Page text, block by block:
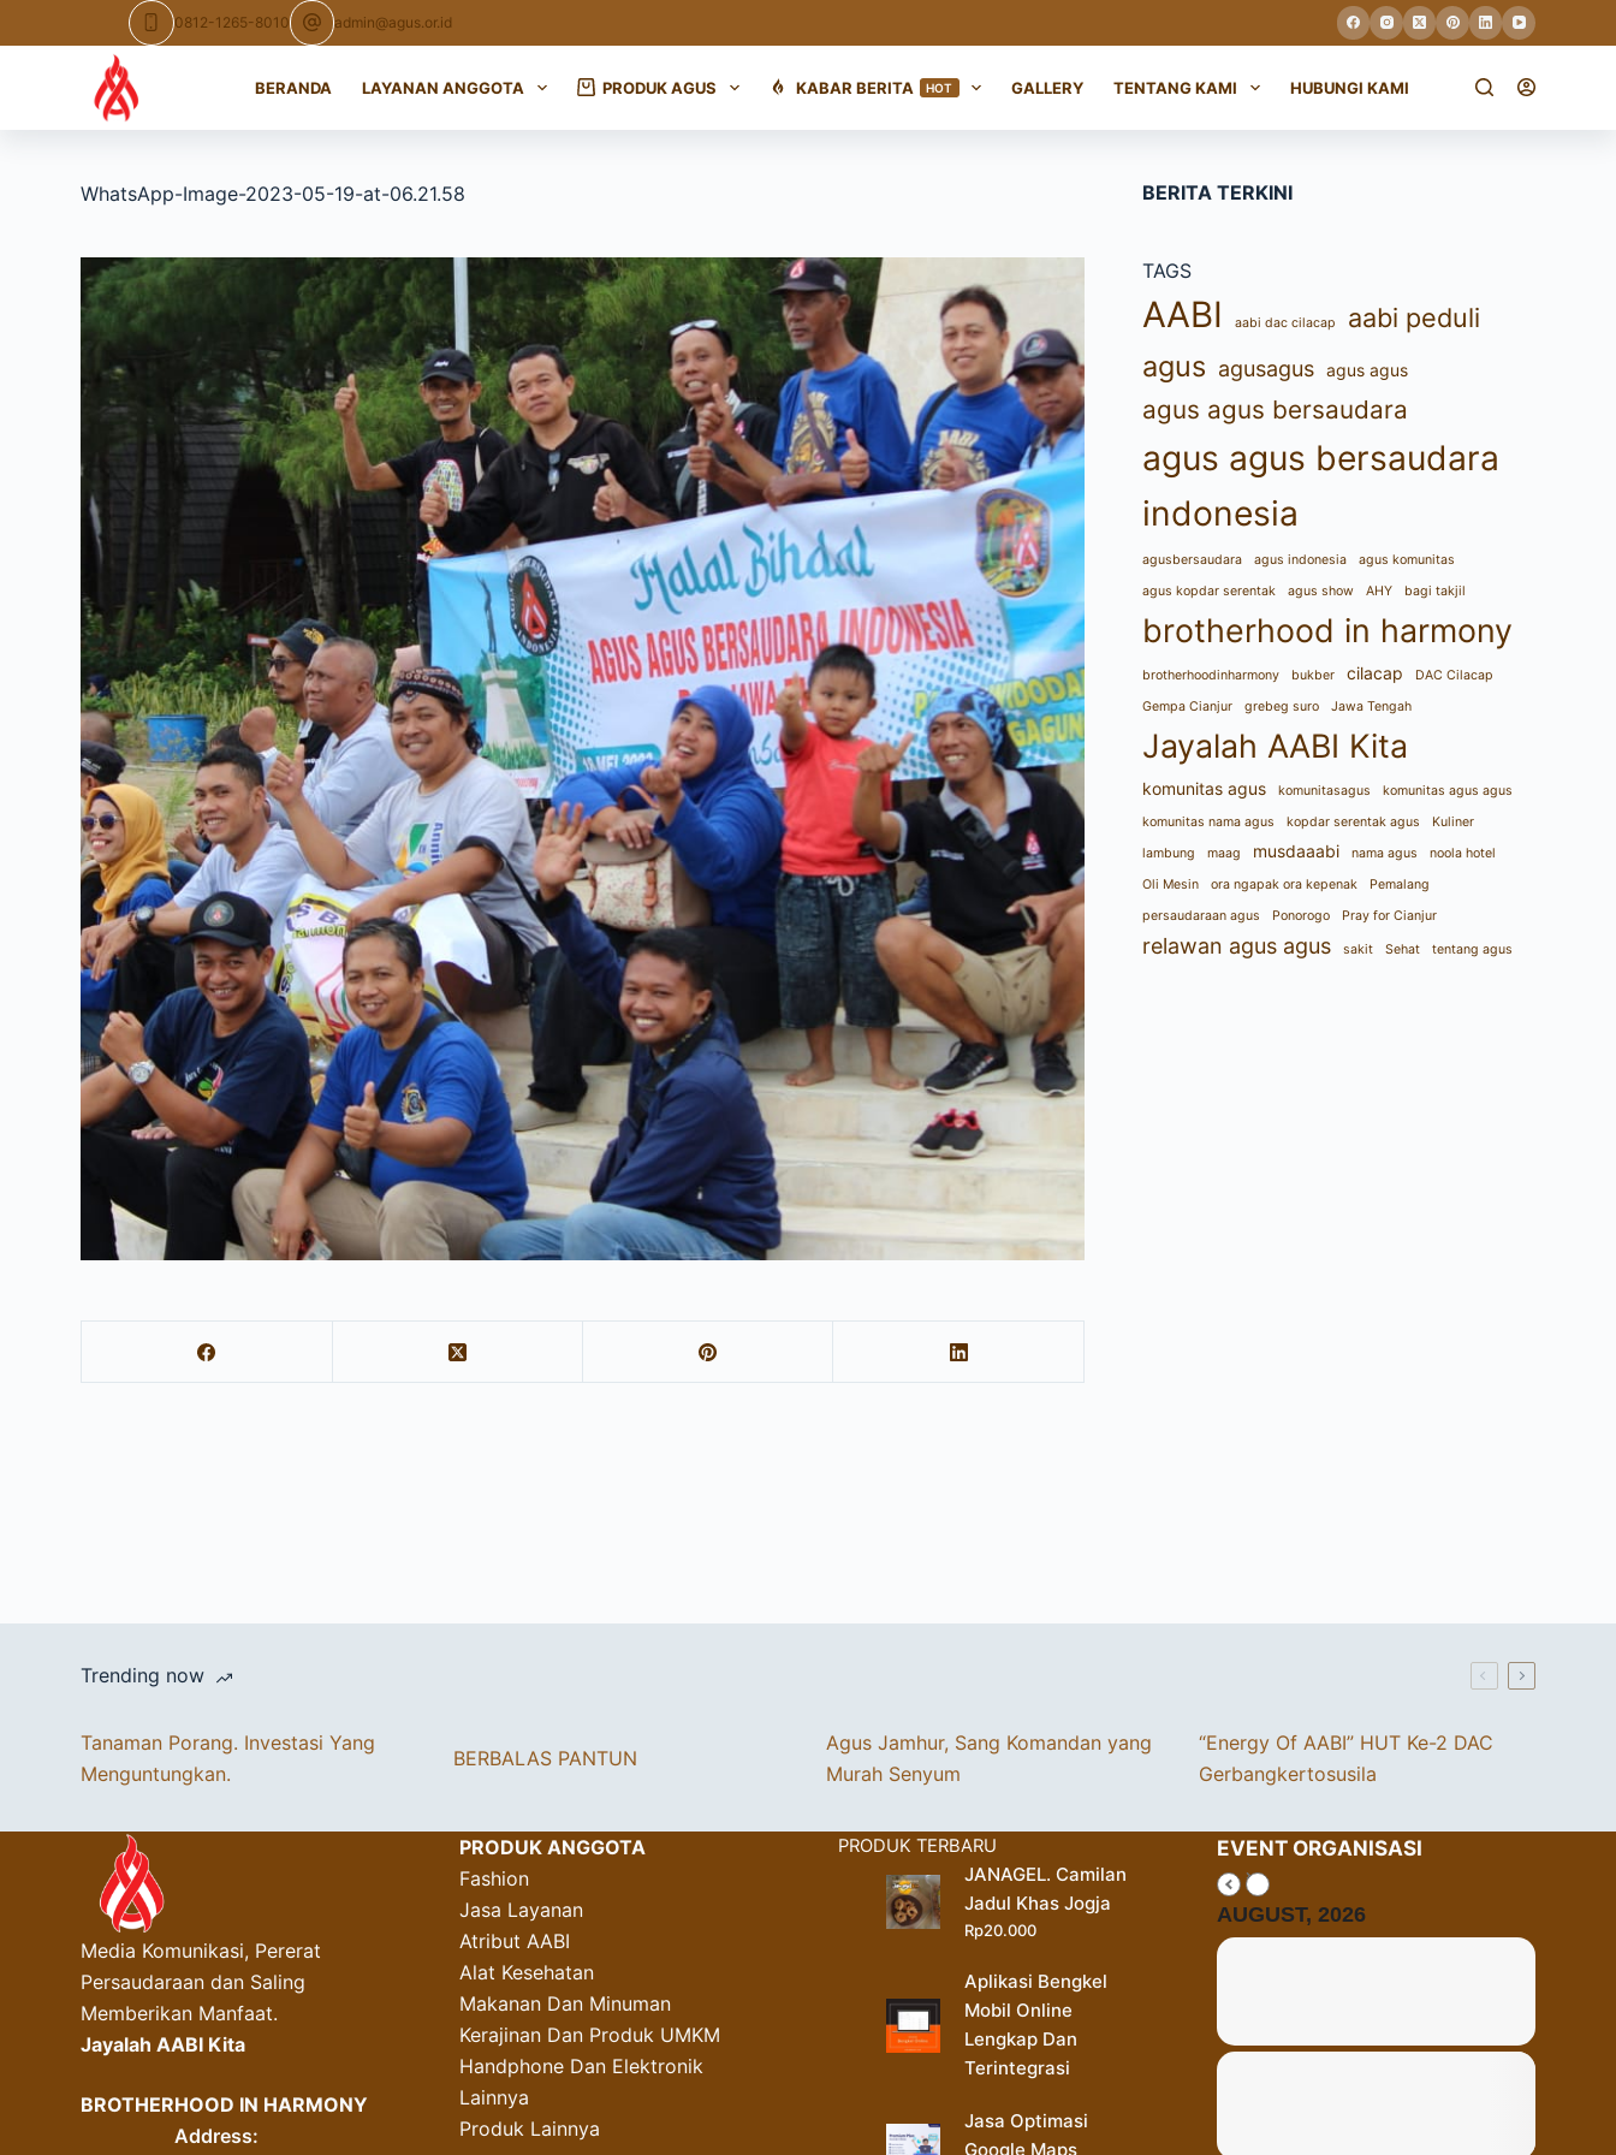
to
0812-1265-8010 admin@agus.or.id
BERANDA LAYANAN ANGGOTA PRODUK AGUS KABAR BERITA HOT GALLERY TENTANG KAMI HUBUNGI KAMI
WhatsApp-Image-2023-05-19-at-06.21.58 BERITA TERKINI
TAGS
AABI aabi dac cilacap aabi peduli
agus agusagus agus agus
agus agus bersaudara
agus agus bersaudara
indonesia
agusbersaudara agus indonesia
agus komunitas
agus kopdar serentak
agus show AHY bagi takjil
brotherhood in harmony
brotherhoodinharmony bukber cilacap
DAC Cilacap
Gempa Cianjur
grebeg suro Jawa Tengah
Jayalah AABI Kita
komunitas agus komunitasagus
komunitas agus agus
komunitas nama agus
kopdar serentak agus
Kuliner
lambung
maag musdaaabi nama agus
noola hotel
Oli Mesin
ora ngapak ora kepenak
Pemalang
persaudaraan agus
Ponorogo Pray for Cianjur
relawan agus agus sakit Sehat tentang agus
Trending now
Tanaman Porang. Investasi Yang
Menguntungkan.
BERBALAS PANTUN
Agus Jamhur, Sang Komandan yang
Murah Senyum
“Energy Of AABI” HUT Ke-2 DAC
Gerbangkertosusila
Media Komunikasi, Pererat
Persaudaraan dan Saling
Memberikan Manfaat.
Jayalah AABI Kita
BROTHERHOOD IN HARMONY
Address:
PRODUK ANGGOTA
Fashion
Jasa Layanan
Atribut AABI
Alat Kesehatan
Makanan Dan Minuman
Kerajinan Dan Produk UMKM
Handphone Dan Elektronik
Lainnya
Produk Lainnya
PRODUK TERBARU
JANAGEL. Camilan
Jadul Khas Jogja
Rp20.000
Aplikasi Bengkel
Mobil Online
Lengkap Dan
Terintegrasi
Jasa Optimasi
Google Maps
EVENT ORGANISASI
AUGUST, 2026